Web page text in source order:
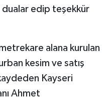
dualar edip teşekkür
alana kurulan
kesim ve satış
Kayseri
Ahmet